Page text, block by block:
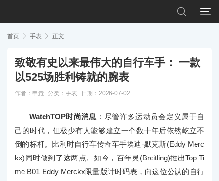


首页  手表  正文
致敬有史以来最伟大的自行车手： 一款
以525场胜利铸就的腕表
作者：申垚 分类： 手表 日期：2026-07-02
WatchTOP时尚消息 ：尽管许多运动员会定义属于自
己的时代，但极少有人能够建立一个数十年后依然屹立不
倒的标杆。比利时自行车传奇车手埃迪·默克斯(Eddy Merc
kx)同时做到了这两点。如今，百年灵(Breitling)推出Top Ti
me B01 Eddy Merckx限量版计时码表，向这位公认的自行